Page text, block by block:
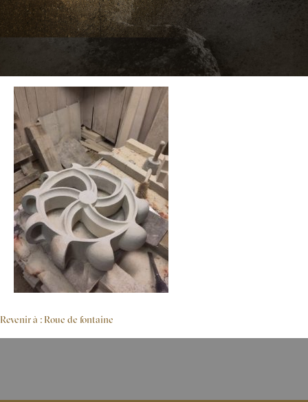
Revenir à : Roue de fontaine